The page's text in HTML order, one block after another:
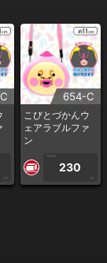
CP
654-C
こびとづかんウ
ェアラブルファ
ン
1PLAY
230
CP